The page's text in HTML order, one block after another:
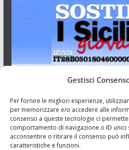
Gestisci
Per fornire le migliori esperienze,
per memorizzare e/o accedere alle
consenso a queste tecnologie ci
comportamento di navigazione o ID unici
acconsentire o ritirare il consenso può
caratteristiche e funzioni.
Aut. del tribunale di Catania n.23/
Resp. Riccardo Orioles.